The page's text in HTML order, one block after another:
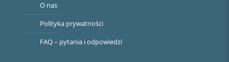
O nas
Polityka prywatności
FAQ – pytania i odpowiedzi